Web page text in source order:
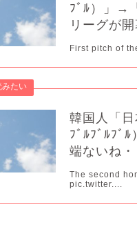
ﾌﾞﾙ）」→
リーグが
First pitch of
韓国人「
ﾌﾞﾙﾌﾞﾙﾌﾞ
端ないね・
The second
pic.twitter....